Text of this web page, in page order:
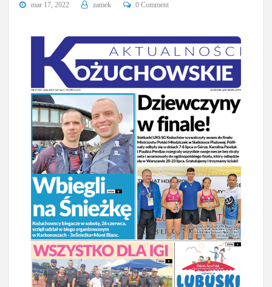
mar 17, 2022 zamek 0 Comment